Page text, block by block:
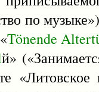
по
Tönende
й»